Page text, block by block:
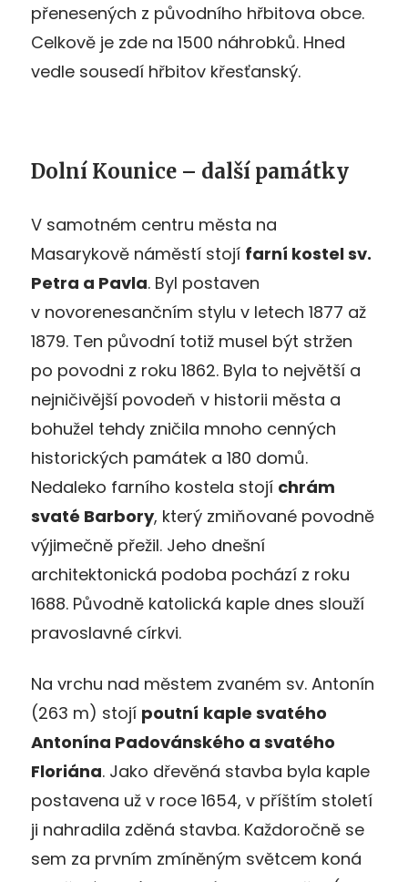
přenesených z původního hřbitova obce.
Celkově je zde na 1500 náhrobků. Hned
vedle sousedí hřbitov křesťanský.
Dolní Kounice – další památky
V samotném centru města na
Masarykově náměstí stojí farní kostel sv.
Petra a Pavla. Byl postaven
v novorenesančním stylu v letech 1877 až
1879. Ten původní totiž musel být stržen
po povodni z roku 1862. Byla to největší a
nejničivější povodeň v historii města a
bohužel tehdy zničila mnoho cenných
historických památek a 180 domů.
Nedaleko farního kostela stojí chrám
svaté Barbory, který zmiňované povodně
výjimečně přežil. Jeho dnešní
architektonická podoba pochází z roku
1688. Původně katolická kaple dnes slouží
pravoslavné církvi.
Na vrchu nad městem zvaném sv. Antonín
(263 m) stojí poutní kaple svatého
Antonína Padovánského a svatého
Floriána. Jako dřevěná stavba byla kaple
postavena už v roce 1654, v příštím století
ji nahradila zděná stavba. Každoročně se
sem za prvním zmíněným světcem koná